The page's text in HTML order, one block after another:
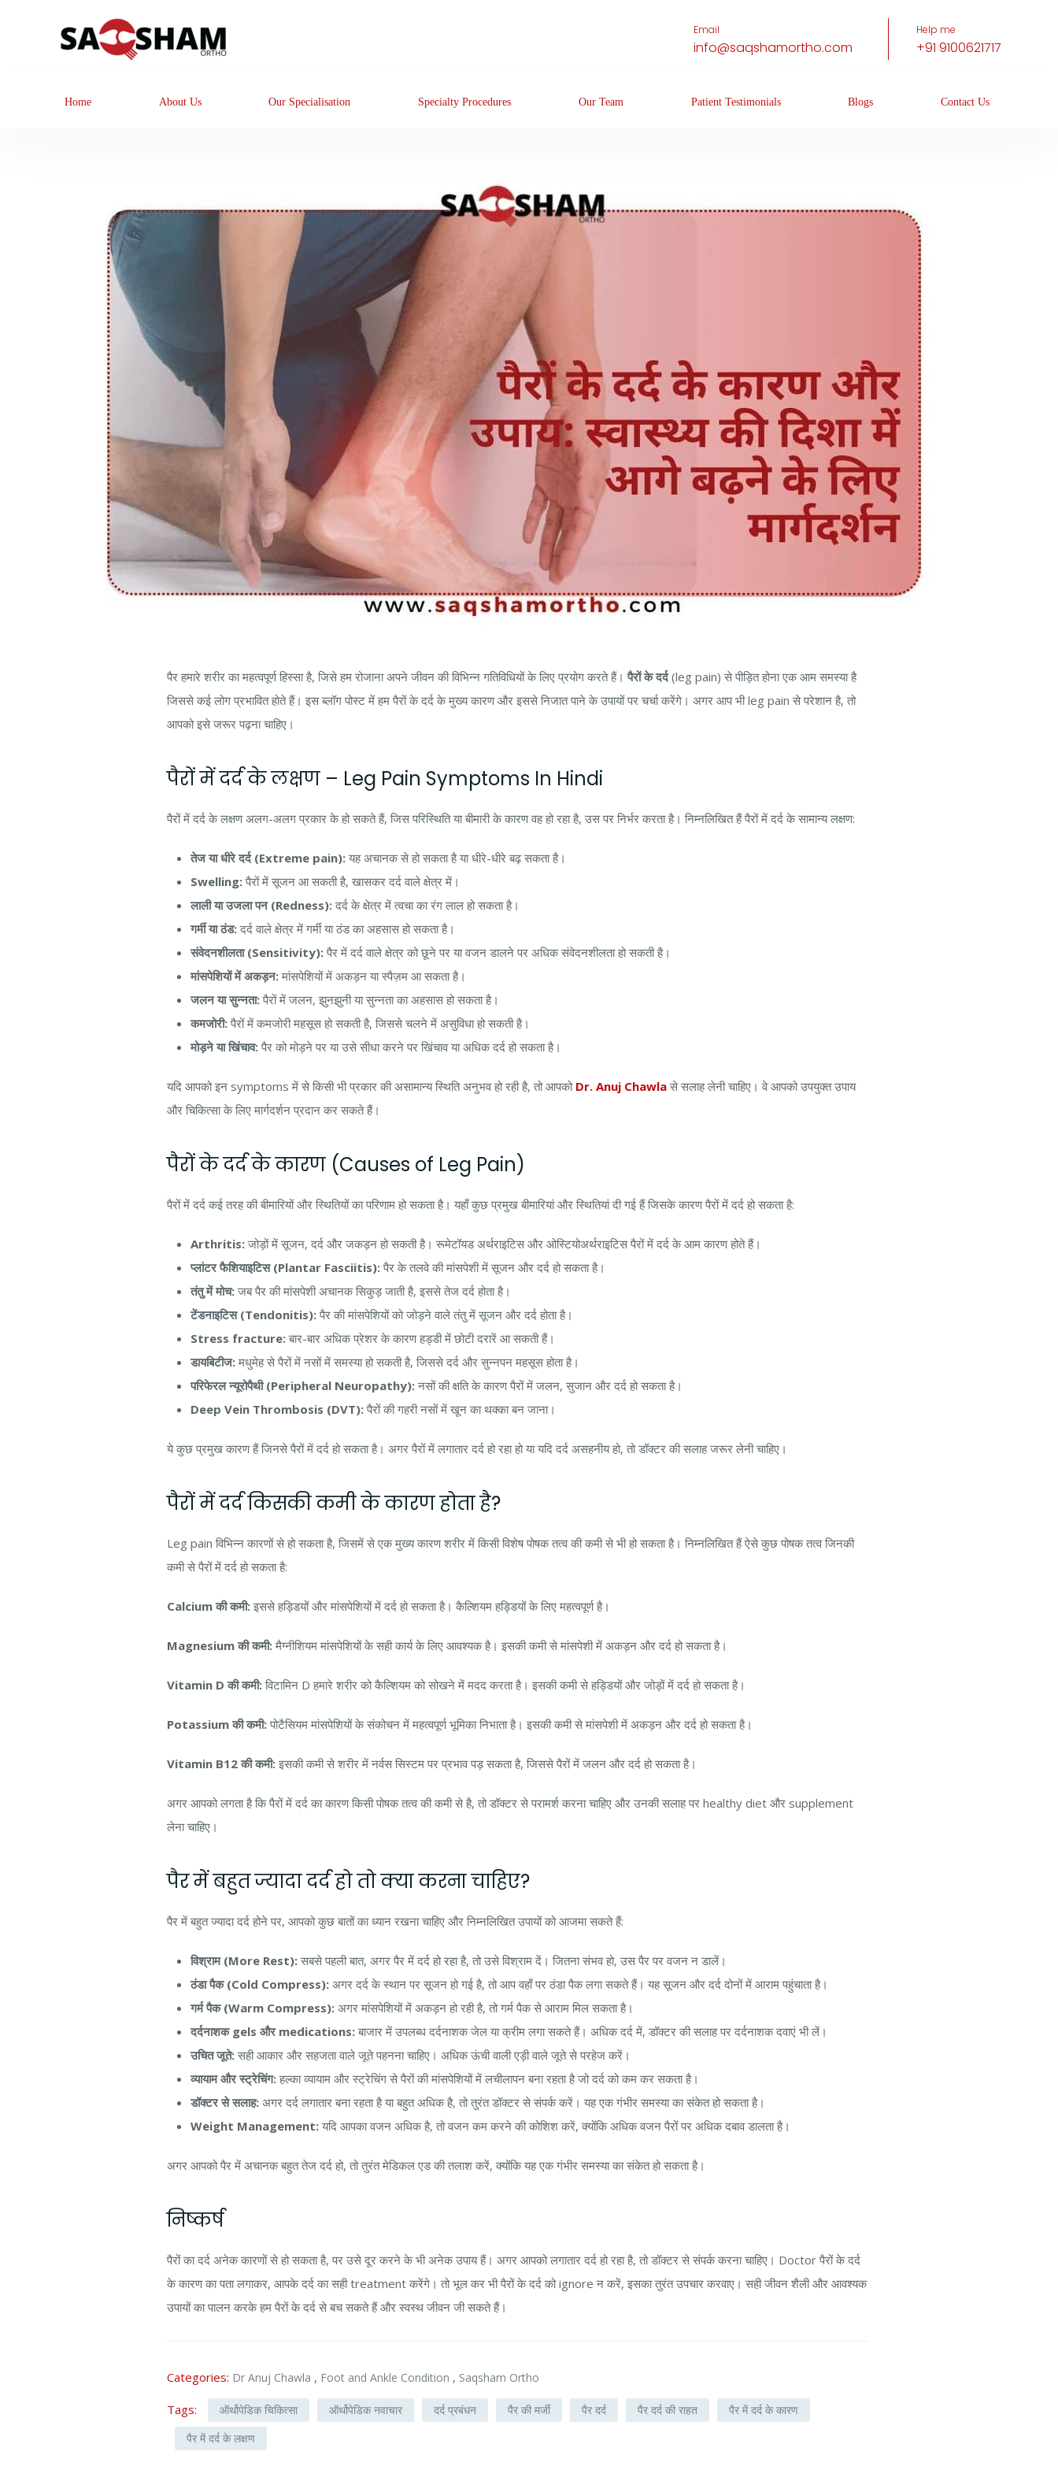
Email
info@saqshamortho.com
Help me
+91 9100621717
Home About Us Our Specialisation Specialty Procedures Our Team Patient Testimonials Blogs Contact Us
पैर हमारे शरीर का महत्वपूर्ण हिस्सा है, जिसे हम रोजाना अपने जीवन की विभिन्न गतिविधियों के लिए प्रयोग करते हैं। पैरों के दर्द(leg pain) से पीड़ित होना एक आम समस्या है
जिससे कई लोग प्रभावित होते हैं। इस ब्लॉग पोस्ट में हम पैरों के दर्द के मुख्य कारण और इससे निजात पाने के उपायों पर चर्चा करेंगे। अगर आप भी leg pain से परेशान है, तो
आपको इसे जरूर पढ़ना चाहिए।
पैरों में दर्द के लक्षण – Leg Pain Symptoms In Hindi
पैरों में दर्द के लक्षण अलग-अलग प्रकार के हो सकते हैं, जिस परिस्थिति या बीमारी के कारण वह हो रहा है, उस पर निर्भर करता है। निम्नलिखित हैं पैरों में दर्द के सामान्य लक्षण:
तेज या धीरे दर्द (Extreme pain): यह अचानक से हो सकता है या धीरे-धीरे बढ़ सकता है।
Swelling: पैरों में सूजन आ सकती है, खासकर दर्द वाले क्षेत्र में।
लाली या उजला पन (Redness): दर्द के क्षेत्र में त्वचा का रंग लाल हो सकता है।
गर्मी या ठंड: दर्द वाले क्षेत्र में गर्मी या ठंड का अहसास हो सकता है।
संवेदनशीलता (Sensitivity): पैर में दर्द वाले क्षेत्र को छूने पर या वजन डालने पर अधिक संवेदनशीलता हो सकती है।
मांसपेशियों में अकड़न: मांसपेशियों में अकड़न या स्पैज़म आ सकता है।
जलन या सुन्नता: पैरों में जलन, झुनझुनी या सुन्नता का अहसास हो सकता है।
कमजोरी: पैरों में कमजोरी महसूस हो सकती है, जिससे चलने में असुविधा हो सकती है।
मोड़ने या खिंचाव: पैर को मोड़ने पर या उसे सीधा करने पर खिंचाव या अधिक दर्द हो सकता है।
यदि आपको इन symptoms में से किसी भी प्रकार की असामान्य स्थिति अनुभव हो रही है, तो आपको Dr. Anuj Chawla से सलाह लेनी चाहिए। वे आपको उपयुक्त उपाय
और चिकित्सा के लिए मार्गदर्शन प्रदान कर सकते हैं।
पैरों के दर्द के कारण (Causes of Leg Pain)
पैरों में दर्द कई तरह की बीमारियों और स्थितियों का परिणाम हो सकता है। यहाँ कुछ प्रमुख बीमारियां और स्थितियां दी गई हैं जिसके कारण पैरों में दर्द हो सकता है:
Arthritis: जोड़ों में सूजन, दर्द और जकड़न हो सकती है। रूमेटॉयड अर्थराइटिस और ओस्टियोअर्थराइटिस पैरों में दर्द के आम कारण होते हैं।
प्लांटर फैशियाइटिस (Plantar Fasciitis): पैर के तलवे की मांसपेशी में सूजन और दर्द हो सकता है।
तंतु में मोच: जब पैर की मांसपेशी अचानक सिकुड़ जाती है, इससे तेज दर्द होता है।
टेंडनाइटिस (Tendonitis): पैर की मांसपेशियों को जोड़ने वाले तंतु में सूजन और दर्द होता है।
Stress fracture: बार-बार अधिक प्रेशर के कारण हड्डी में छोटी दरारें आ सकती हैं।
डायबिटीज: मधुमेह से पैरों में नसों में समस्या हो सकती है, जिससे दर्द और सुन्नपन महसूस होता है।
परिफेरल न्यूरोपैथी (Peripheral Neuropathy): नसों की क्षति के कारण पैरों में जलन, सुजान और दर्द हो सकता है।
Deep Vein Thrombosis (DVT): पैरों की गहरी नसों में खून का थक्का बन जाना।
ये कुछ प्रमुख कारण हैं जिनसे पैरों में दर्द हो सकता है। अगर पैरों में लगातार दर्द हो रहा हो या यदि दर्द असहनीय हो, तो डॉक्टर की सलाह जरूर लेनी चाहिए।
पैरों में दर्द किसकी कमी के कारण होता है?
Leg pain विभिन्न कारणों से हो सकता है, जिसमें से एक मुख्य कारण शरीर में किसी विशेष पोषक तत्व की कमी से भी हो सकता है। निम्नलिखित हैं ऐसे कुछ पोषक तत्व जिनकी
कमी से पैरों में दर्द हो सकता है:
Calcium की कमी: इससे हड्डियों और मांसपेशियों में दर्द हो सकता है। कैल्शियम हड्डियों के लिए महत्वपूर्ण है।
Magnesium की कमी: मैग्नीशियम मांसपेशियों के सही कार्य के लिए आवश्यक है। इसकी कमी से मांसपेशी में अकड़न और दर्द हो सकता है।
Vitamin D की कमी: विटामिन D हमारे शरीर को कैल्शियम को सोखने में मदद करता है। इसकी कमी से हड्डियों और जोड़ों में दर्द हो सकता है।
Potassium की कमी: पोटैसियम मांसपेशियों के संकोचन में महत्वपूर्ण भूमिका निभाता है। इसकी कमी से मांसपेशी में अकड़न और दर्द हो सकता है।
Vitamin B12 की कमी: इसकी कमी से शरीर में नर्वस सिस्टम पर प्रभाव पड़ सकता है, जिससे पैरों में जलन और दर्द हो सकता है।
अगर आपको लगता है कि पैरों में दर्द का कारण किसी पोषक तत्व की कमी से है, तो डॉक्टर से परामर्श करना चाहिए और उनकी सलाह पर healthy diet और supplement
लेना चाहिए।
पैर में बहुत ज्यादा दर्द हो तो क्या करना चाहिए?
पैर में बहुत ज्यादा दर्द होने पर, आपको कुछ बातों का ध्यान रखना चाहिए और निम्नलिखित उपायों को आजमा सकते हैं:
विश्राम (More Rest): सबसे पहली बात, अगर पैर में दर्द हो रहा है, तो उसे विश्राम दें। जितना संभव हो, उस पैर पर वजन न डालें।
ठंडा पैक (Cold Compress): अगर दर्द के स्थान पर सूजन हो गई है, तो आप वहाँ पर ठंडा पैक लगा सकते हैं। यह सूजन और दर्द दोनों में आराम पहुंचाता है।
गर्म पैक (Warm Compress): अगर मांसपेशियों में अकड़न हो रही है, तो गर्म पैक से आराम मिल सकता है।
दर्दनाशक gels और medications: बाजार में उपलब्ध दर्दनाशक जेल या क्रीम लगा सकते हैं। अधिक दर्द में, डॉक्टर की सलाह पर दर्दनाशक दवाएं भी लें।
उचित जूते: सही आकार और सहजता वाले जूते पहनना चाहिए। अधिक ऊंची वाली एड़ी वाले जूते से परहेज करें।
व्यायाम और स्ट्रेचिंग: हल्का व्यायाम और स्ट्रेचिंग से पैरों की मांसपेशियों में लचीलापन बना रहता है जो दर्द को कम कर सकता है।
डॉक्टर से सलाह: अगर दर्द लगातार बना रहता है या बहुत अधिक है, तो तुरंत डॉक्टर से संपर्क करें। यह एक गंभीर समस्या का संकेत हो सकता है।
Weight Management: यदि आपका वजन अधिक है, तो वजन कम करने की कोशिश करें, क्योंकि अधिक वजन पैरों पर अधिक दबाव डालता है।
अगर आपको पैर में अचानक बहुत तेज दर्द हो, तो तुरंत मेडिकल एड की तलाश करें, क्योंकि यह एक गंभीर समस्या का संकेत हो सकता है।
निष्कर्ष
पैरों का दर्द अनेक कारणों से हो सकता है, पर उसे दूर करने के भी अनेक उपाय हैं। अगर आपको लगातार दर्द हो रहा है, तो डॉक्टर से संपर्क करना चाहिए। Doctor पैरों के दर्द
के कारण का पता लगाकर, आपके दर्द का सही treatment करेंगे। तो भूल कर भी पैरों के दर्द को ignore न करें, इसका तुरंत उपचार करवाए। सही जीवन शैली और आवश्यक
उपायों का पालन करके हम पैरों के दर्द से बच सकते हैं और स्वस्थ जीवन जी सकते हैं।
Categories: Dr Anuj Chawla , Foot and Ankle Condition , Saqsham Ortho
Tags: ऑर्थोपेडिक चिकित्सा ऑर्थोपेडिक नवाचार दर्द प्रबंधन पैर की मर्जी पैर दर्द पैर दर्द की राहत
पैर में दर्द के कारण
पैर में दर्द के लक्षण